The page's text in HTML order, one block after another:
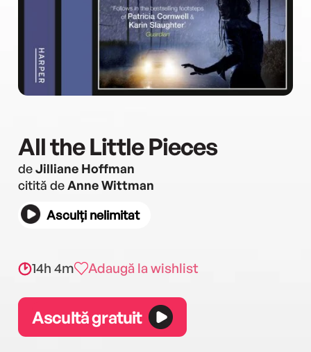
All the Little Pieces
deJilliane Hoffman
citită deAnne Wittman
Asculți nelimitat
14h 4m Adaugă la wishlist
Ascultă gratuit